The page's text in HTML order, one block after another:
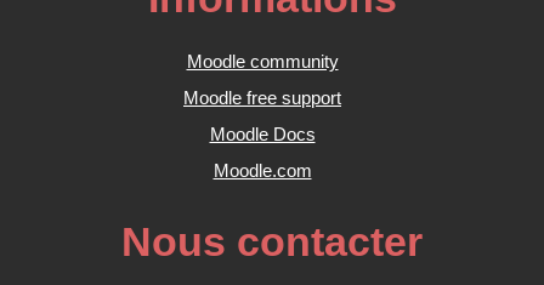
Moodle community
Moodle free support
Moodle Docs
Moodle.com
Nous contacter